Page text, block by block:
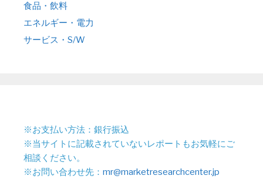
食品・飲料
エネルギー・電力
サービス・S/W
※お支払い方法：銀行振込
※当サイトに記載されていないレポートもお気軽にご
相談ください。
※お問い合わせ先： mr@marketresearchcenter.jp